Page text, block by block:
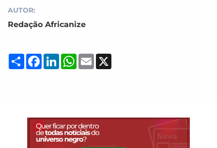
AUTOR:
Redação Africanize
Compartilhar
Facebook
LinkedInWhatsApp
Email